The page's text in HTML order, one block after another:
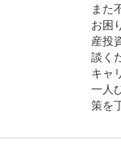
また
お困
産投
談く
キャ
一人
策を